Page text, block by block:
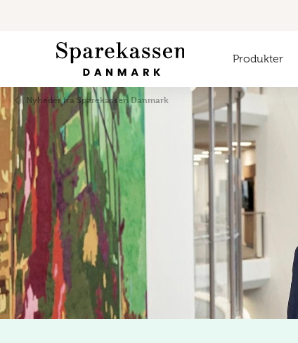
Nyheder fra Sparekassen Danmark
Produkter